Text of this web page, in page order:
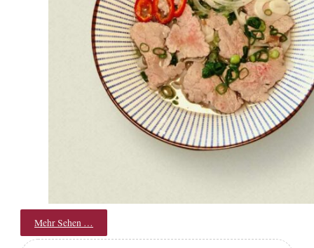
Mehr Sehen …